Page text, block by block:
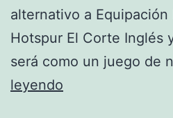
alternativo a
Hotspur El Corte Inglés
será como un juego de
leyendo